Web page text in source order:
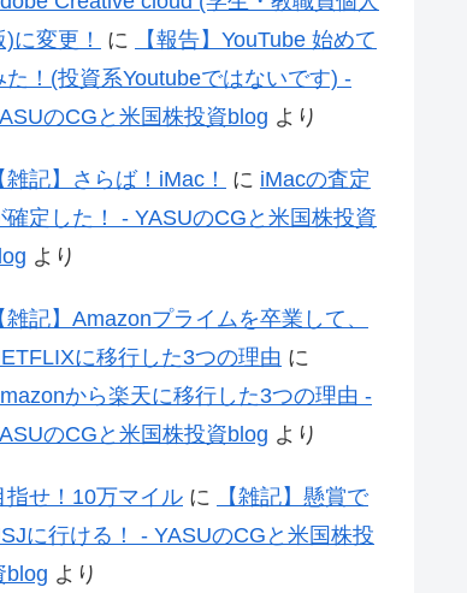
)に変更！
に
【報告】YouTube 始めて
た！(投資系Youtubeではないです) -
のCGと米国株投資blog より
雑記】さらば！iMac！ に iMacの査定
確定した！ - YASUのCGと米国株投資
より
雑記】Amazonプライムを卒業して、
に移行した3つの理由 に
から楽天に移行した3つの理由 -
のCGと米国株投資blog より
指せ！10万マイル に
【雑記】懸賞で
に行ける！ - YASUのCGと米国株投
blog より